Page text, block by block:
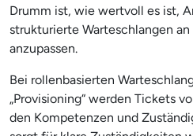
Drumm ist, wie wertvoll es ist,
strukturierte Warteschlangen
anzupassen.
Bei rollenbasierten
„Provisioning“ werden Tickets
den Kompetenzen und